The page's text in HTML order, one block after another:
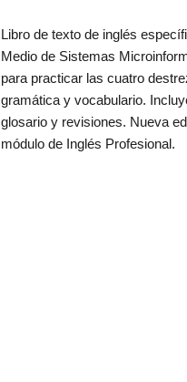
Libro de texto de inglés
Medio de Sistemas
para practicar las cuatro
gramática y vocabulario.
glosario y revisiones. Nueva
módulo de Inglés Profesional.